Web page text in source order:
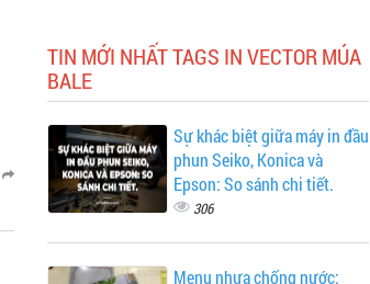
TIN MỚI NHẤT TAGS IN VECTOR MÚA
BALE
Sự khác biệt giữa máy in đầu
phun Seiko, Konica và
Epson: So sánh chi tiết.
306
Menu nhựa chống nước: